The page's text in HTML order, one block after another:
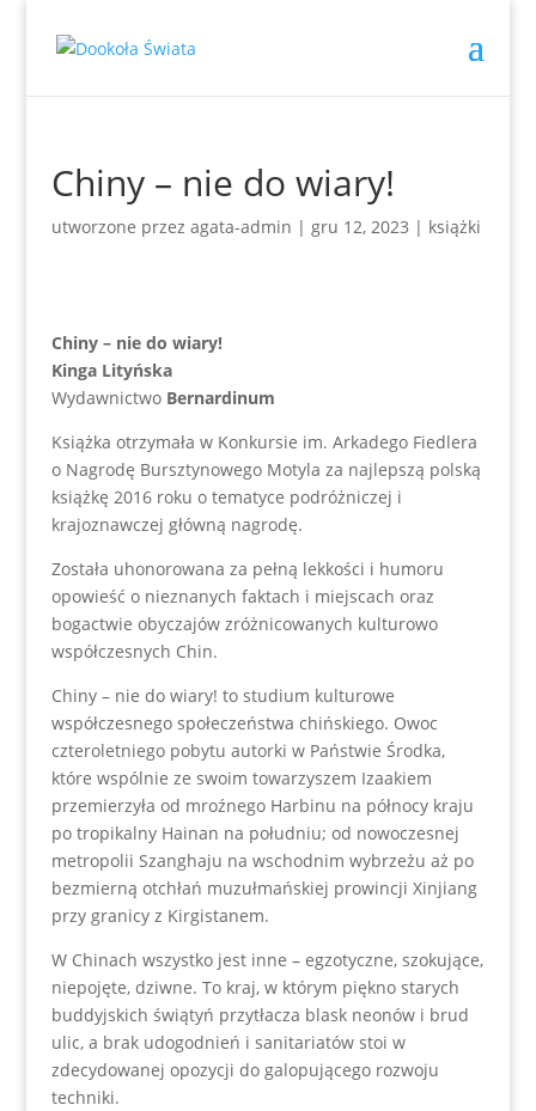
Chiny – nie do wiary!
utworzone przez agata-admin | gru 12, 2023 | książki
Chiny – nie do wiary!
Kinga Lityńska
Wydawnictwo Bernardinum
Książka otrzymała w Konkursie im. Arkadego Fiedlera
o Nagrodę Bursztynowego Motyla za najlepszą polską
książkę 2016 roku o tematyce podróżniczej i
krajoznawczej główną nagrodę.
Została uhonorowana za pełną lekkości i humoru
opowieść o nieznanych faktach i miejscach oraz
bogactwie obyczajów zróżnicowanych kulturowo
współczesnych Chin.
Chiny – nie do wiary! to studium kulturowe
współczesnego społeczeństwa chińskiego. Owoc
czteroletniego pobytu autorki w Państwie Środka,
które wspólnie ze swoim towarzyszem Izaakiem
przemierzyła od mroźnego Harbinu na północy kraju
po tropikalny Hainan na południu; od nowoczesnej
metropolii Szanghaju na wschodnim wybrzeżu aż po
bezmierną otchłań muzułmańskiej prowincji Xinjiang
przy granicy z Kirgistanem.
W Chinach wszystko jest inne – egzotyczne, szokujące,
niepojęte, dziwne. To kraj, w którym piękno starych
buddyjskich świątyń przytłacza blask neonów i brud
ulic, a brak udogodnień i sanitariatów stoi w
zdecydowanej opozycji do galopującego rozwoju
techniki.